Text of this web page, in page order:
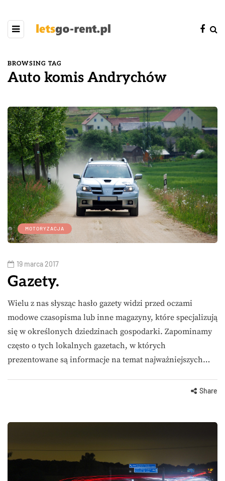
BROWSING TAG
Auto komis Andrychów
MOTORYZACJA
19 marca 2017
Gazety.
Wielu z nas słysząc hasło gazety widzi przed oczami
modowe czasopisma lub inne magazyny, które specjalizują
się w określonych dziedzinach gospodarki. Zapominamy
często o tych lokalnych gazetach, w których
prezentowane są informacje na temat najważniejszych…
Share